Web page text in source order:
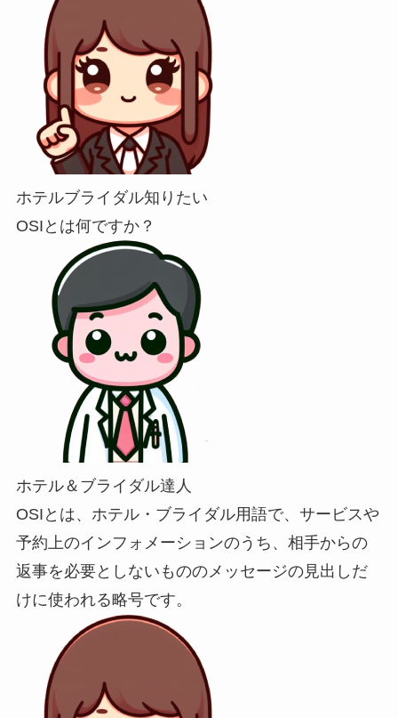
ホテルブライダル知りたい
OSIとは何ですか？
ホテル＆ブライダル達人
OSIとは、ホテル・ブライダル用語で、サービスや
予約上のインフォメーションのうち、相手からの
返事を必要としないもののメッセージの見出しだ
けに使われる略号です。